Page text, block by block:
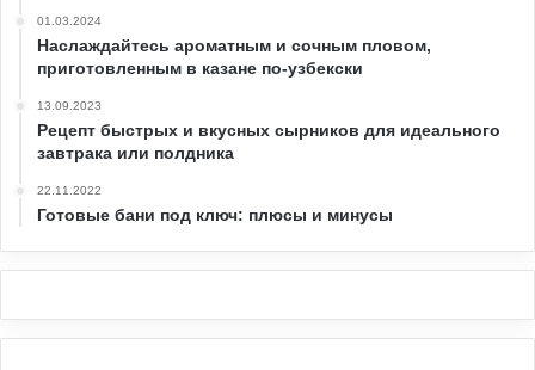
01.03.2024
Наслаждайтесь ароматным и сочным пловом,
приготовленным в казане по-узбекски
13.09.2023
Рецепт быстрых и вкусных сырников для идеального
завтрака или полдника
22.11.2022
Готовые бани под ключ: плюсы и минусы